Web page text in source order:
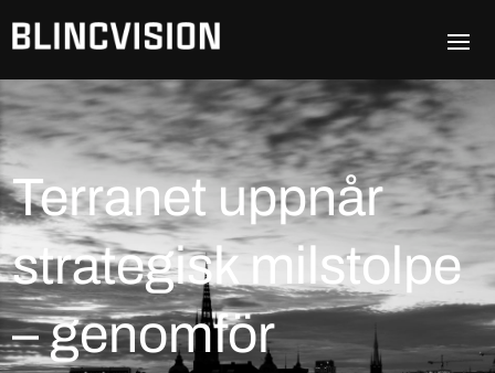
Terranet uppnår
strategisk milstolpe
– genomför